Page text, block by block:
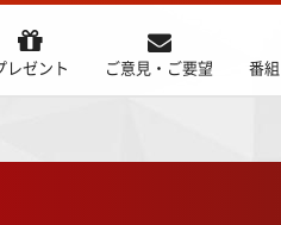
レゼント ご意見・ご要望 番